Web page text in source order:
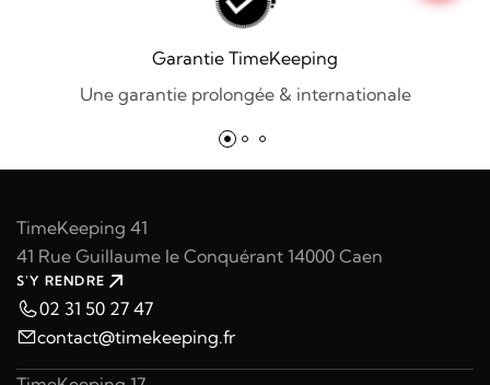
Garantie TimeKeeping
Une garantie prolongée & internationale
TimeKeeping 41
41 Rue Guillaume le Conquérant 14000 Caen
S'Y RENDRE
02 31 50 27 47
contact@timekeeping.fr